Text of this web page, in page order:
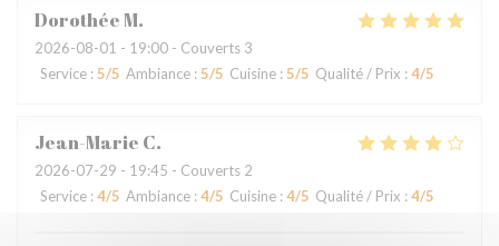
DorothéeM
2026-08-01 - 19:00 - Couverts 3
Service : 5/5 Ambiance : 5/5 Cuisine : 5/5 Qualité / Prix : 4/5
Jean-Marie C
2026-07-29 - 19:45 - Couverts 2
Service : 4/5 Ambiance : 4/5 Cuisine : 4/5 Qualité / Prix : 4/5